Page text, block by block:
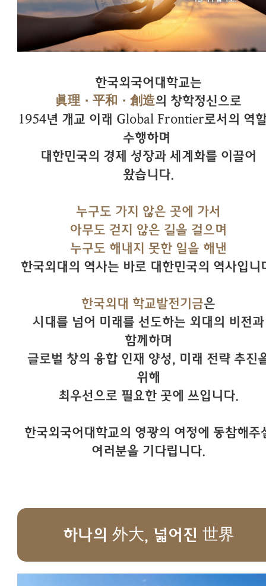
한국외국어대학교는
眞理·平和·創造의 창학정신으로
1954년 개교 이래 Global Frontier로서의 역
수행하며
대한민국의 경제 성장과 세계화를 이끌어
왔습니다.
누구도 가지 않은 곳에 가서
아무도 걷지 않은 길을 걸으며
누구도 해내지 못한 일을 해낸
한국외대의 역사는 바로 대한민국의 역사입니
한국외대 학교발전기금은
시대를 넘어 미래를 선도하는 외대의 비전과
함께하며
글로벌 창의 융합 인재 양성, 미래 전략 추진
위해
최우선으로 필요한 곳에 쓰입니다.
한국외국어대학교의 영광의 여정에 동참해주
여러분을 기다립니다.
하나의 外大, 넓어진 世界